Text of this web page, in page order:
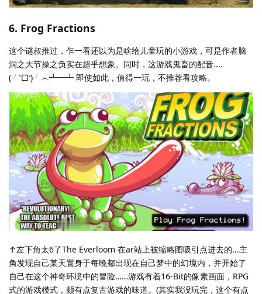
6. Frog Fractions
这个谜叔推过，乍一看还以为是啥给儿童玩的小游戏，可是作者脑
洞之大节操之负实在超乎想象。同时，这游戏鬼畜的配音....
(╯‵□′)╯︵┻━┻ 即使如此，值得一玩，不推荐看攻略。
↑左下角太6了The Everloom 在ar站上被缩略图吸引点进去的...主
角发现自己某天置身于每晚都出现在自己梦中的幻境内，并开始了
自己在这个神奇环境中的冒险……游戏有着16-Bit的像素画面，RPG
式的游戏模式，颇有点复古游戏的味道。(其实我没玩完，这个有点